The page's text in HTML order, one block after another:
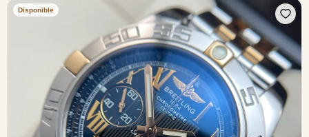
Disponible